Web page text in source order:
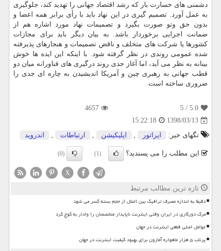
دشمنی های خسارت بار كه رشد اقتصاد جهانی را تهدید كند، جلوگیری
به عمل آورد. تصمیم گیری در این نهاد باید با رأی برابر همه اعضا و
بدون حق وتو صورت بگیرد و تصمیمات نهاد مورد اشاره هم از
ضمانت اجرایی برخوردار باشد. به بیان دیگر باید برای مجازات
كشورها یا شركت های متخلف و ناقض تصمیمات و هنجارهای پذیرفته
شده عمومی روندی در نظر گرفته شود. با اینكه این ایده ها خوش
بینانه به نظر می آید، اما آغاز جدی روند درگیری های فناورانه میان دو
قطب جهانی به رهبری چین و آمریكا اندیشیدن به چاره ای جدی را
ضروری ساخته است.
5.0
/ 5
4657
1398/03/13
15:22:18
تگهای خبر:
اپراتور , اپلیكیشن , ارتباطات , اندروید
این مطلب را می پسندید؟ (1)
(0)
X
تازه ترین مطالب مرتبط
دقیقا به اندازه مصرف ترافیک بین الملل از حجم بسته کسر می شود
مرگ دورکاری در ایران وقتی اینترنت ناپایدار متخصصان را وادار به کوچ کرد
عوامل اصلی قطعی اینترنت در جهان
پرتاب ۵ هزار ماهواره آمازون برای بهبود کیفیت اینترنت در جهان